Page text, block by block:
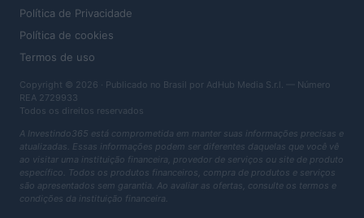
Política de Privacidade
Política de cookies
Termos de uso
Copyright © 2026 · Publicado no Brasil por AdHub Media S.r.l. — Número
REA 2729933
Todos os direitos reservados
A Investindo365 está comprometida em manter suas informações precisas e
atualizadas. Essas informações podem ser diferentes daquelas que você vê
ao visitar uma instituição financeira, provedor de serviços ou site de produto
específico. Todos os produtos financeiros, compra de produtos e serviços
são apresentados sem garantia. Ao avaliar as ofertas, consulte os termos e
condições da instituição financeira.